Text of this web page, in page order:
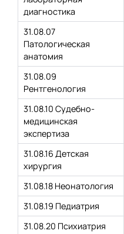
диагностика
31.08.07
Патологическая
анатомия
31.08.09
Рентгенология
31.08.10 Судебно-
медицинская
экспертиза
31.08.16 Детская
хирургия
31.08.18 Неонатология
31.08.19 Педиатрия
31.08.20 Психиатрия